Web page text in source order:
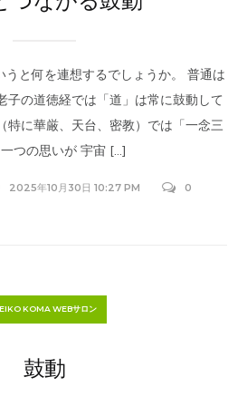
うと何を連想するでしょうか。 普通は
子の道徳経では「道」は常に鼓動して
特に華厳、天台、密教）では「一念三
つの思いが 宇宙 […]
2025年10月30日 10:27 PM 0
KOMA WEBサロン
鼓動